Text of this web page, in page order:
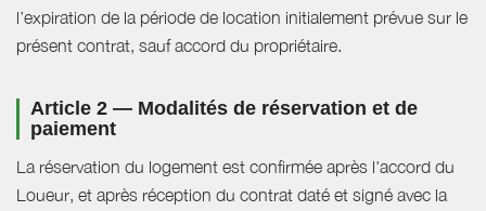
l’expiration de la période de location initialement prévue sur le
présent contrat, sauf accord du propriétaire.
Article 2 — Modalités de réservation et de
paiement
La réservation du logement est confirmée après l'accord du
Loueur, et après réception du contrat daté et signé avec la